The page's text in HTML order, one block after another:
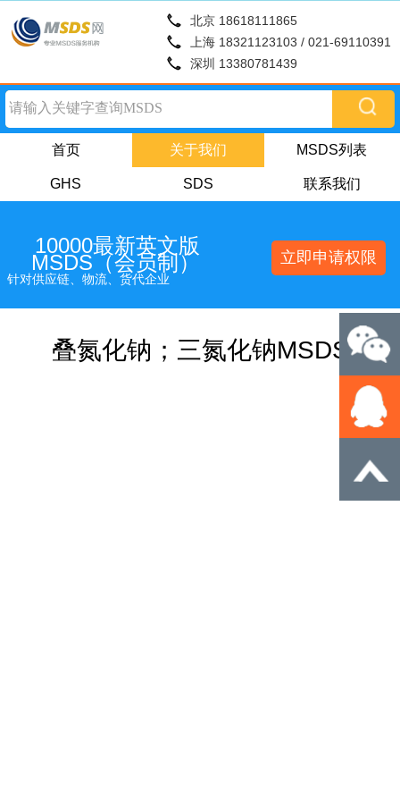
北京 18618111865
上海 18321123103 / 021-69110391
深圳 13380781439
首页 关于我们 MSDS列表
GHS SDS 联系我们
10000最新英文版
MSDS（会员制）
针对供应链、物流、货代企业
立即申请权限
叠氮化钠；三氮化钠MSDS